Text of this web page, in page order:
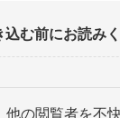
込む前にお読み
の閲覧者を不